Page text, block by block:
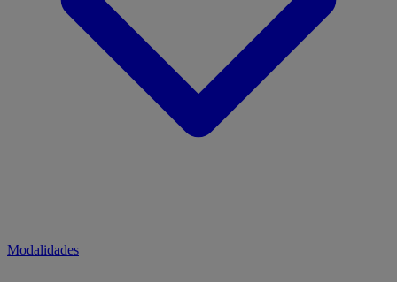
Modalidades